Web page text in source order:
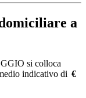
a
si colloca
indicativo di €